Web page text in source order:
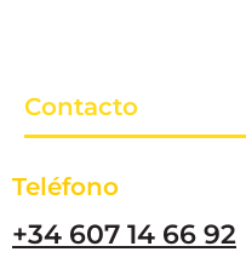
Contacto
Teléfono
+34 607 14 66 92